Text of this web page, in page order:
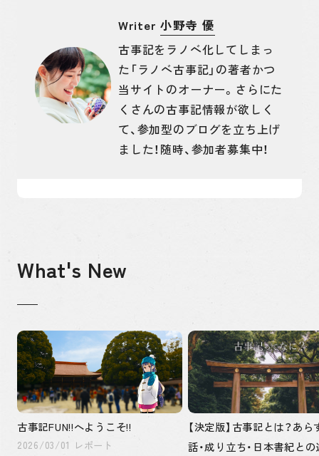
Writer 小野寺 優
古事記をラノベ化してしまっ
た「ラノベ古事記」の著者かつ
当サイトのオーナー。さらにた
くさんの古事記情報が欲しく
て、参加型のブログを立ち上げ
ました！随時、参加者募集中！
What's New
古事記FUN!!へようこそ!!
2026/03/01 レポート
【決定版】古事記とは？あら
話・成り立ち・日本書紀と